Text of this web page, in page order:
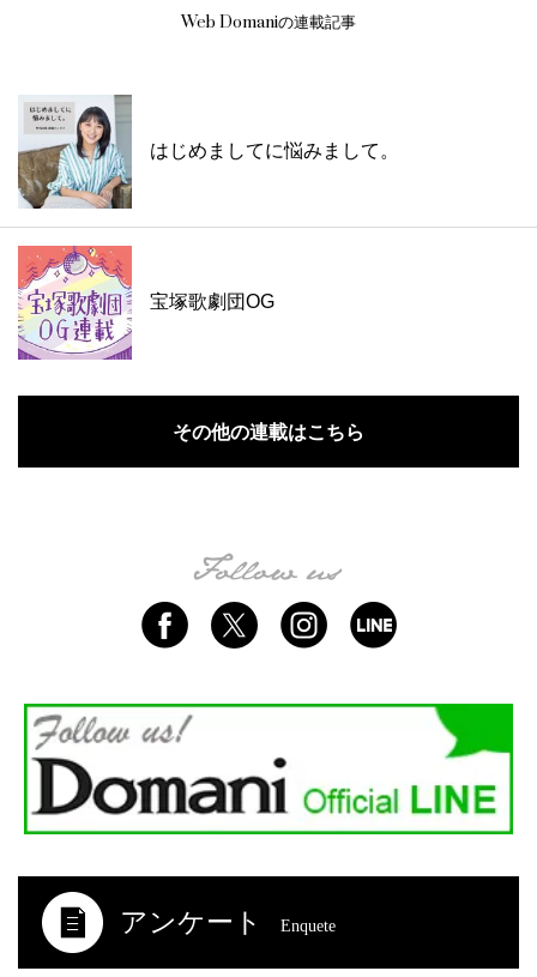
Web Domaniの連載記事
はじめましてに悩みまして。
宝塚歌劇団OG
その他の連載はこちら
アンケート Enquete